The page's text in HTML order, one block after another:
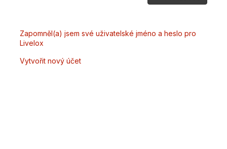
Zapomněl(a) jsem své uživatelské jméno a heslo pro
Livelox
Vytvořit nový účet